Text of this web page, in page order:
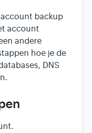
account backup
account
andere
hoe je de
DNS